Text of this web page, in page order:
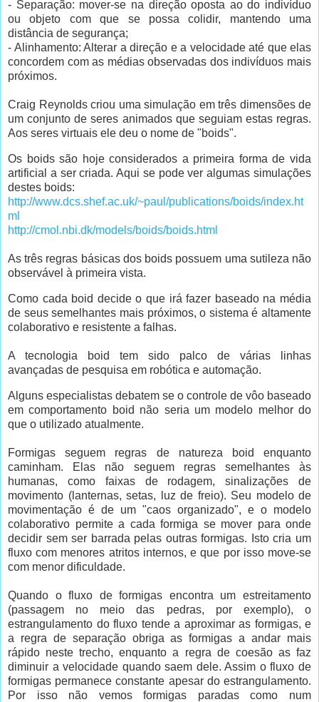
- Separação: mover-se na direção oposta ao do indivíduo
ou objeto com que se possa colidir, mantendo uma
distância de segurança;
- Alinhamento: Alterar a direção e a velocidade até que elas
concordem com as médias observadas dos indivíduos mais
próximos.
Craig Reynolds criou uma simulação em três dimensões de
um conjunto de seres animados que seguiam estas regras.
Aos seres virtuais ele deu o nome de "boids".
Os boids são hoje considerados a primeira forma de vida
artificial a ser criada. Aqui se pode ver algumas simulações
destes boids:
http://www.dcs.shef.ac.uk/~paul/publications/boids/index.ht
ml
http://cmol.nbi.dk/models/boids/boids.html
As três regras básicas dos boids possuem uma sutileza não
observável à primeira vista.
Como cada boid decide o que irá fazer baseado na média
de seus semelhantes mais próximos, o sistema é altamente
colaborativo e resistente a falhas.
A tecnologia boid tem sido palco de várias linhas
avançadas de pesquisa em robótica e automação.
Alguns especialistas debatem se o controle de vôo baseado
em comportamento boid não seria um modelo melhor do
que o utilizado atualmente.
Formigas seguem regras de natureza boid enquanto
caminham. Elas não seguem regras semelhantes às
humanas, como faixas de rodagem, sinalizações de
movimento (lanternas, setas, luz de freio). Seu modelo de
movimentação é de um "caos organizado", e o modelo
colaborativo permite a cada formiga se mover para onde
decidir sem ser barrada pelas outras formigas. Isto cria um
fluxo com menores atritos internos, e que por isso move-se
com menor dificuldade.
Quando o fluxo de formigas encontra um estreitamento
(passagem no meio das pedras, por exemplo), o
estrangulamento do fluxo tende a aproximar as formigas, e
a regra de separação obriga as formigas a andar mais
rápido neste trecho, enquanto a regra de coesão as faz
diminuir a velocidade quando saem dele. Assim o fluxo de
formigas permanece constante apesar do estrangulamento.
Por isso não vemos formigas paradas como num